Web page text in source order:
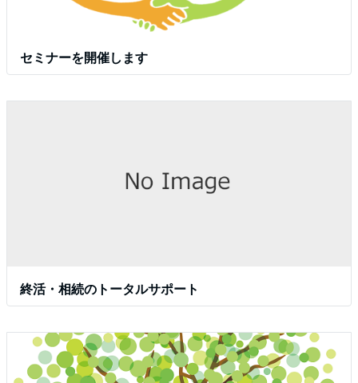
セミナーを開催します
終活・相続のトータルサポート